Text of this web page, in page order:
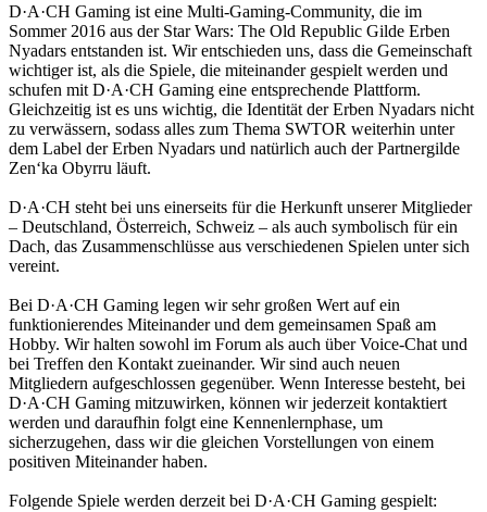
D·A·CH Gaming ist eine Multi-Gaming-Community, die im
Sommer 2016 aus der Star Wars: The Old Republic Gilde Erben
Nyadars entstanden ist. Wir entschieden uns, dass die Gemeinschaft
wichtiger ist, als die Spiele, die miteinander gespielt werden und
schufen mit D·A·CH Gaming eine entsprechende Plattform.
Gleichzeitig ist es uns wichtig, die Identität der Erben Nyadars nicht
zu verwässern, sodass alles zum Thema SWTOR weiterhin unter
dem Label der Erben Nyadars und natürlich auch der Partnergilde
Zen‘ka Obyrru läuft.
D·A·CH steht bei uns einerseits für die Herkunft unserer Mitglieder
– Deutschland, Österreich, Schweiz – als auch symbolisch für ein
Dach, das Zusammenschlüsse aus verschiedenen Spielen unter sich
vereint.
Bei D·A·CH Gaming legen wir sehr großen Wert auf ein
funktionierendes Miteinander und dem gemeinsamen Spaß am
Hobby. Wir halten sowohl im Forum als auch über Voice-Chat und
bei Treffen den Kontakt zueinander. Wir sind auch neuen
Mitgliedern aufgeschlossen gegenüber. Wenn Interesse besteht, bei
D·A·CH Gaming mitzuwirken, können wir jederzeit kontaktiert
werden und daraufhin folgt eine Kennenlernphase, um
sicherzugehen, dass wir die gleichen Vorstellungen von einem
positiven Miteinander haben.
Folgende Spiele werden derzeit bei D·A·CH Gaming gespielt: